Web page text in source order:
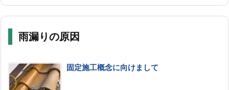
雨漏りの原因
固定施工概念に向けまして